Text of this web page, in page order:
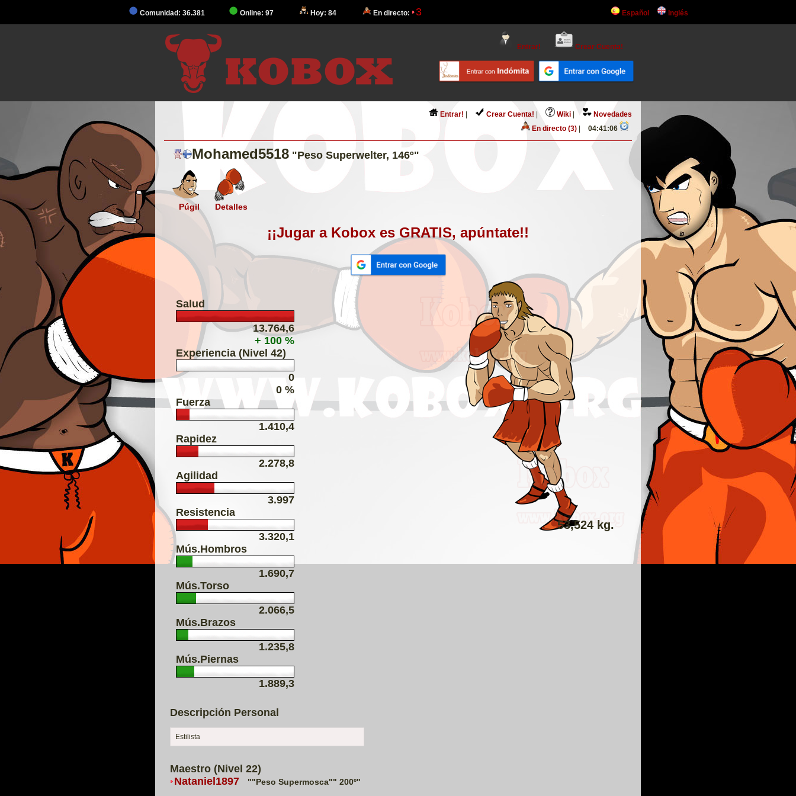
Comunidad: 36.381 Online: 97 Hoy: 84 En directo: 3 Español Inglés
Entrar! Crear Cuenta!
Entrar! Crear Cuenta! Wiki
Novedades
En directo (3)
04:41:06
Mohamed5518 "Peso Superwelter, 146º"
Púgil Detalles
¡¡Jugar a Kobox es GRATIS, apúntate!!
53,524 kg.
Salud
13.764,6
+ 100 %
Experiencia (Nivel 42)
0
0 %
Fuerza
1.410,4
Rapidez
2.278,8
Agilidad
3.997
Resistencia
3.320,1
Mús.Hombros
1.690,7
Mús.Torso
2.066,5
Mús.Brazos
1.235,8
Mús.Piernas
1.889,3
Descripción Personal
Estilista
Maestro (Nivel 22)
Nataniel1897
""Peso Supermosca"" 200º"